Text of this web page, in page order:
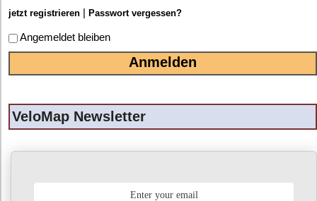
jetzt registrieren | Passwort vergessen?
Angemeldet bleiben
VeloMap Newsletter